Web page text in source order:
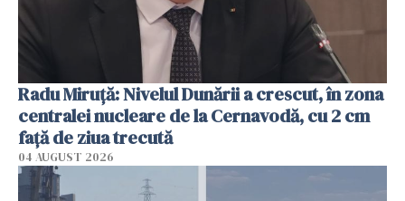
Radu Miruţă: Nivelul Dunării a crescut, în zona
centralei nucleare de la Cernavodă, cu 2 cm
faţă de ziua trecută
04 AUGUST 2026